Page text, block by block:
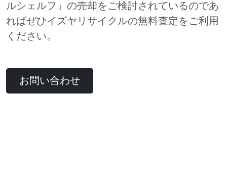
ルシェルフ」の売却をご検討されているのであ
ればぜひイズヤリサイクルの無料査定をご利用
ください。
お問い合わせ